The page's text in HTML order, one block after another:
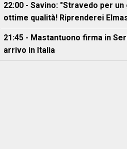
22:00 - Savino: "Stravedo per
ottime qualità! Riprenderei
21:45 - Mastantuono firma in
arrivo in Italia